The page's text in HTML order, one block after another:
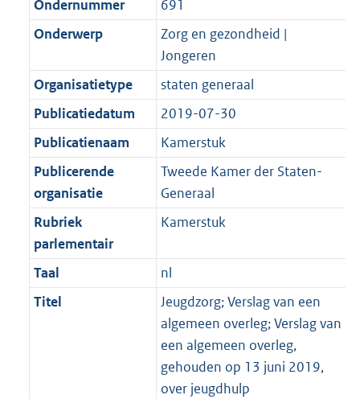
Ondernummer
691
Onderwerp
Zorg en gezondheid |
Jongeren
Organisatietype
staten generaal
Publicatiedatum
2019-07-30
Publicatienaam
Kamerstuk
Publicerende
organisatie
Tweede Kamer der Staten-
Generaal
Rubriek
parlementair
Kamerstuk
Taal
nl
Titel
Jeugdzorg; Verslag van een
algemeen overleg; Verslag van
een algemeen overleg,
gehouden op 13 juni 2019,
over jeugdhulp